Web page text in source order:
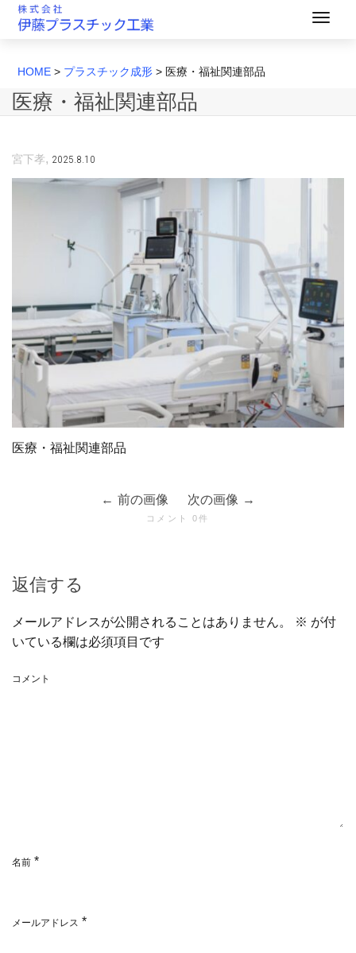
HOME > プラスチック成形 > 医療・福祉関連部品
医療・福祉関連部品
宮下孝, 2025.8.10
医療・福祉関連部品
前の画像 次の画像
コメント 0件
返信する
メールアドレスが公開されることはありません。 ※ が付
いている欄は必須項目です
コメント
名前 *
メールアドレス *